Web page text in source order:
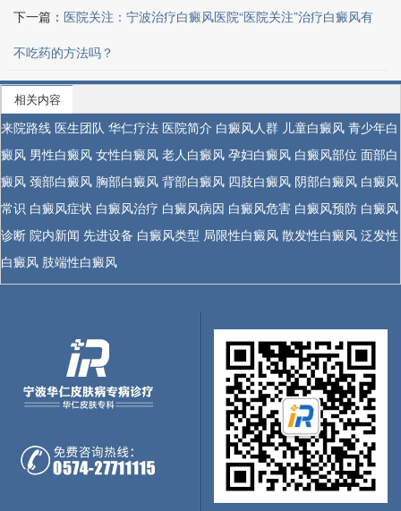
下一篇： 医院关注：宁波治疗白癜风医院“医院关注”治疗白癜风有
不吃药的方法吗？
相关内容
来院路线 医生团队 华仁疗法 医院简介 白癜风人群 儿童白癜风 青少年白
癜风 男性白癜风 女性白癜风 老人白癜风 孕妇白癜风 白癜风部位 面部白
癜风 颈部白癜风 胸部白癜风 背部白癜风 四肢白癜风 阴部白癜风 白癜风
常识 白癜风症状 白癜风治疗 白癜风病因 白癜风危害 白癜风预防 白癜风
诊断 院内新闻 先进设备 白癜风类型 局限性白癜风 散发性白癜风 泛发性
白癜风 肢端性白癜风